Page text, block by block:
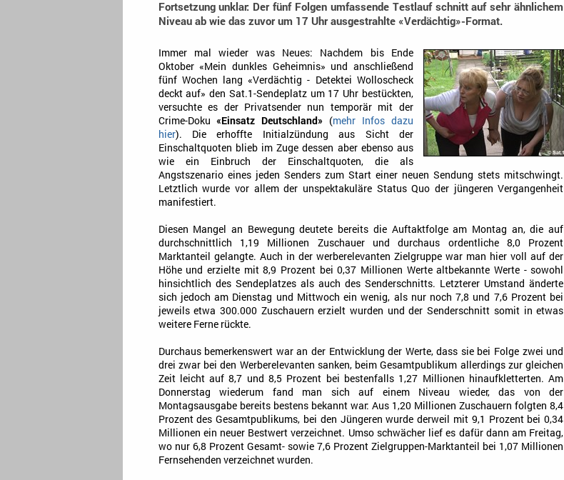
Fortsetzung unklar: Der fünf Folgen umfassende Testlauf schnitt auf sehr ähnlichem
Niveau ab wie das zuvor um 17 Uhr ausgestrahlte «Verdächtig»-Format.
Immer mal wieder was Neues: Nachdem bis Ende
Oktober «Mein dunkles Geheimnis» und anschließend
fünf Wochen lang «Verdächtig - Detektei Wolloscheck
deckt auf» den Sat.1-Sendeplatz um 17 Uhr bestückten,
versuchte es der Privatsender nun temporär mit der
Crime-Doku«Einsatz Deutschland» (mehr Infos dazu
hier). Die erhoffte Initialzündung aus Sicht der
Einschaltquoten blieb im Zuge dessen aber ebenso aus
wie ein Einbruch der Einschaltquoten, die als
Angstszenario eines jeden Senders zum Start einer neuen Sendung stets mitschwingt.
Letztlich wurde vor allem der unspektakuläre Status Quo der jüngeren Vergangenheit
manifestiert.
Diesen Mangel an Bewegung deutete bereits die Auftaktfolge am Montag an, die auf
durchschnittlich 1,19 Millionen Zuschauer und durchaus ordentliche 8,0 Prozent
Marktanteil gelangte. Auch in der werberelevanten Zielgruppe war man hier voll auf der
Höhe und erzielte mit 8,9 Prozent bei 0,37 Millionen Werte altbekannte Werte - sowohl
hinsichtlich des Sendeplatzes als auch des Senderschnitts. Letzterer Umstand änderte
sich jedoch am Dienstag und Mittwoch ein wenig, als nur noch 7,8 und 7,6 Prozent bei
jeweils etwa 300.000 Zuschauern erzielt wurden und der Senderschnitt somit in etwas
weitere Ferne rückte.
Durchaus bemerkenswert war an der Entwicklung der Werte, dass sie bei Folge zwei und
drei zwar bei den Werberelevanten sanken, beim Gesamtpublikum allerdings zur gleichen
Zeit leicht auf 8,7 und 8,5 Prozent bei bestenfalls 1,27 Millionen hinaufkletterten. Am
Donnerstag wiederum fand man sich auf einem Niveau wieder, das von der
Montagsausgabe bereits bestens bekannt war: Aus 1,20 Millionen Zuschauern folgten 8,4
Prozent des Gesamtpublikums, bei den Jüngeren wurde derweil mit 9,1 Prozent bei 0,34
Millionen ein neuer Bestwert verzeichnet. Umso schwächer lief es dafür dann am Freitag,
wo nur 6,8 Prozent Gesamt- sowie 7,6 Prozent Zielgruppen-Marktanteil bei 1,07 Millionen
Fernsehenden verzeichnet wurden.